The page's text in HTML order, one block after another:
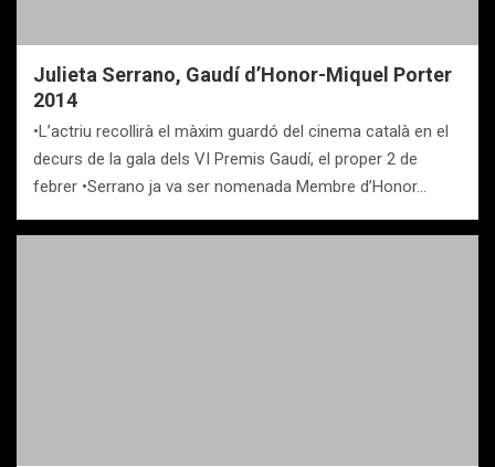
Julieta Serrano, Gaudí d’Honor-Miquel Porter
2014
•L’actriu recollirà el màxim guardó del cinema català en el
decurs de la gala dels VI Premis Gaudí, el proper 2 de
febrer •Serrano ja va ser nomenada Membre d’Honor…